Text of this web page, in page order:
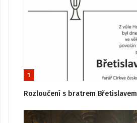
1
Rozloučení s bratrem